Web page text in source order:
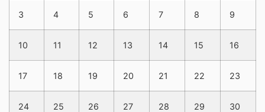
3 4 5 6 7 8 9
10 11 12 13 14 15 16
17 18 19 20 21 22 23
24 25 26 27 28 29 30